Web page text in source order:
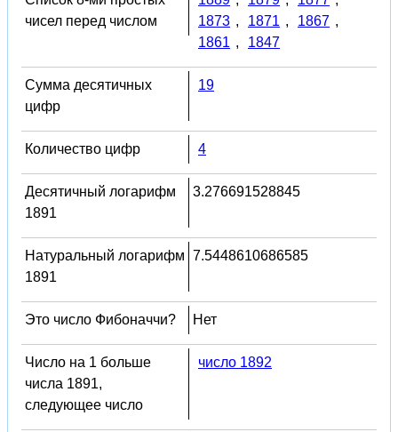
чисел перед числом
1873 , 1871 , 1867 ,
1861 , 1847
Сумма десятичных
цифр
19
Количество цифр 4
Десятичный логарифм
1891
3.276691528845
Натуральный логарифм
1891
7.5448610686585
Это число Фибоначчи? Нет
Число на 1 больше
числа 1891,
следующее число
число 1892